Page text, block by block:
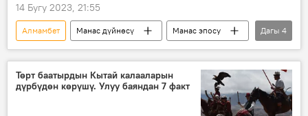
14 Бугу 2023, 21:55
Алмамбет Манас дүйнөсү
Манас эпосу
Манас
Сыргак
Чубак
согуш
Дагы 4
Төрт баатырдын Кытай калааларын
дүрбүдөн көрүшү. Улуу баяндан 7 факт